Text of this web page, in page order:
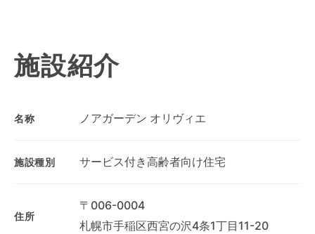
施設紹介
名称 ノアガーデン オリヴィエ
施設種別 サービス付き高齢者向け住宅
住所
〒006-0004
札幌市手稲区西宮の沢4条1丁目11-20